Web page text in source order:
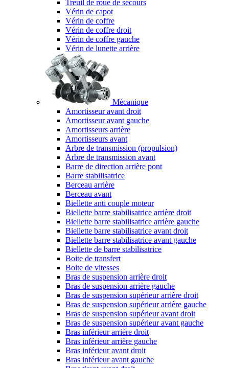
Treuil de roue de secours
Vérin de capot
Vérin de coffre
Vérin de coffre droit
Vérin de coffre gauche
Vérin de lunette arrière
Mécanique
Amortisseur avant droit
Amortisseur avant gauche
Amortisseurs arrière
Amortisseurs avant
Arbre de transmission (propulsion)
Arbre de transmission avant
Barre de direction arrière pont
Barre stabilisatrice
Berceau arrière
Berceau avant
Biellette anti couple moteur
Biellette barre stabilisatrice arrière droit
Biellette barre stabilisatrice arrière gauche
Biellette barre stabilisatrice avant droit
Biellette barre stabilisatrice avant gauche
Biellette de barre stabilisatrice
Boite de transfert
Boite de vitesses
Bras de suspension arrière droit
Bras de suspension arrière gauche
Bras de suspension supérieur arrière droit
Bras de suspension supérieur arrière gauche
Bras de suspension supérieur avant droit
Bras de suspension supérieur avant gauche
Bras inférieur arrière droit
Bras inférieur arrière gauche
Bras inférieur avant droit
Bras inférieur avant gauche